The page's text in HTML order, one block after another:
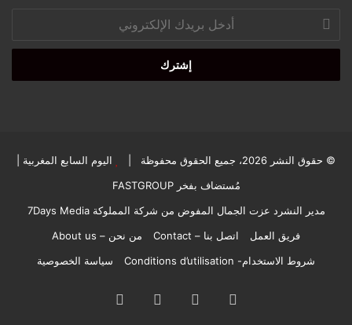
بريدك
الإلكتروني
© حقوق النشر 2026، جميع الحقوق محفوظة | اليوم السابع المغربية
مُستضاف بفخرFASTGROUP
مدير النشرد عزت الجمال المفوض من شركة المملوكة 7Days Media
فريق العمل
اتصل بنا – Contact
من نحن – About us
شروط الاستخدام- Conditions d’utilisation
سياسة الخصوصية
فيسبوك ‫YouTube